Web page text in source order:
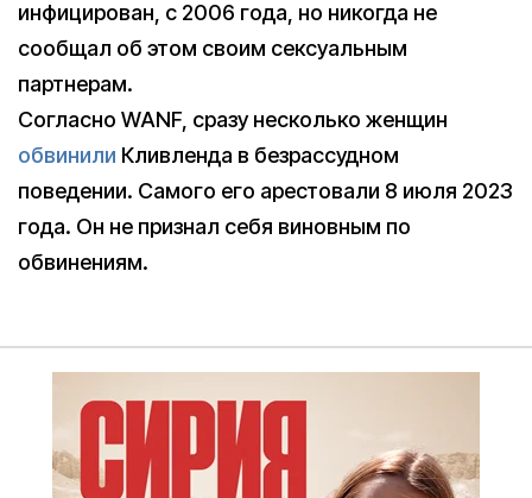
инфицирован, с 2006 года, но никогда не
сообщал об этом своим сексуальным
партнерам.
Согласно WANF, сразу несколько женщин
обвинили Кливленда в безрассудном
поведении. Самого его арестовали 8 июля 2023
года. Он не признал себя виновным по
обвинениям.